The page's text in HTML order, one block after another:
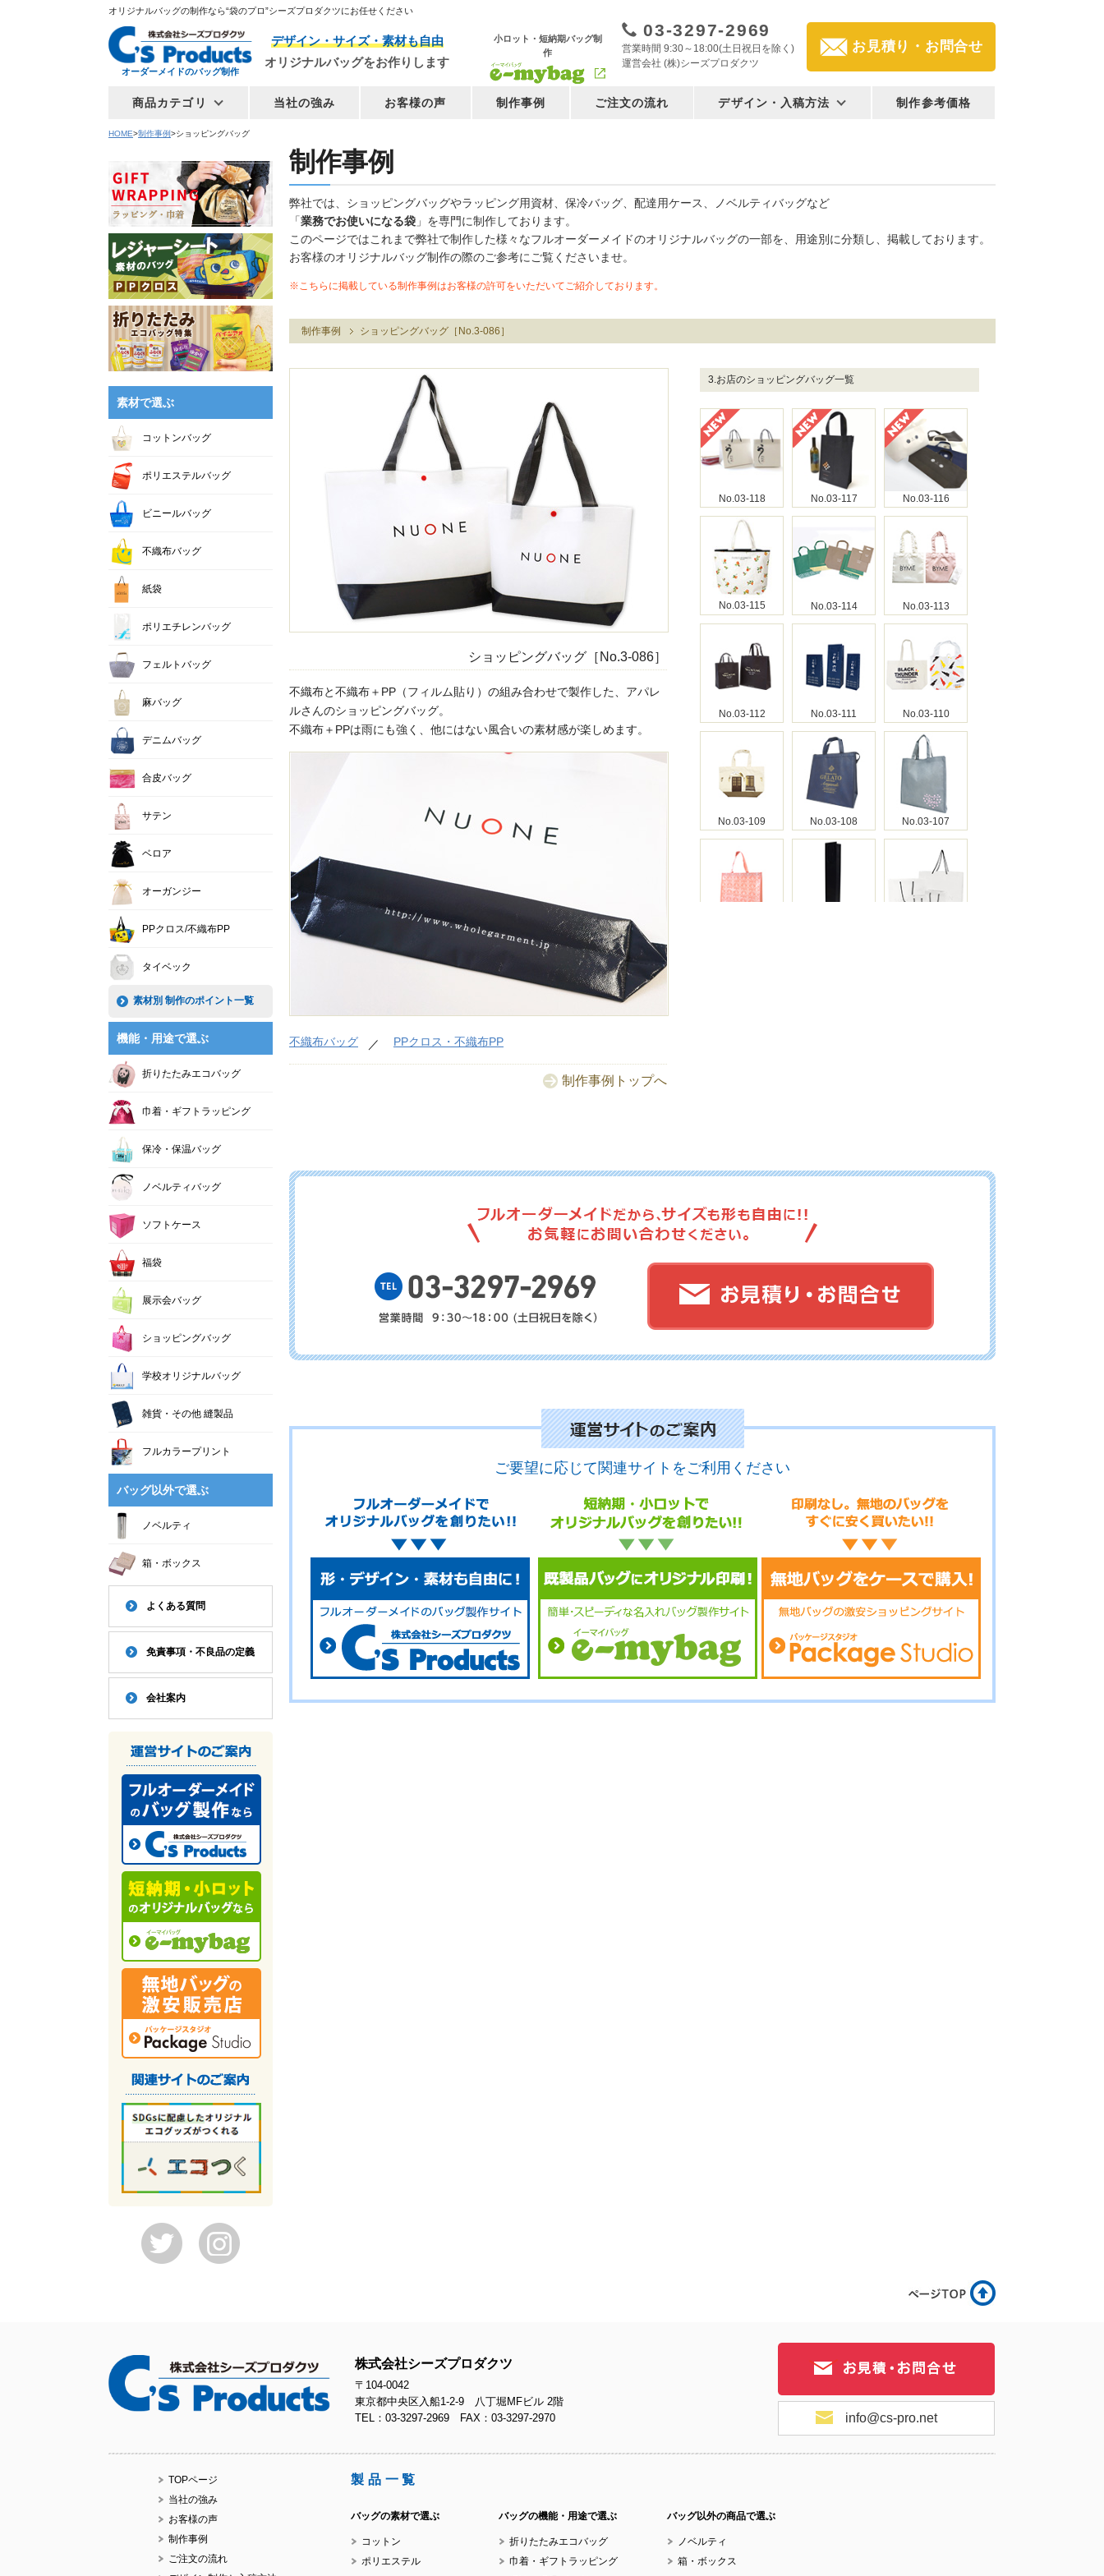
オリジナルバッグの制作なら“袋のプロ”シーズプロダクツにお任せください
オーダーメイドのバッグ制作
デザイン・サイズ・素材も自由
オリジナルバッグをお作りします
小ロット・短納期バッグ制
作
03-3297-2969
営業時間 9:30～18:00(土日祝日を除く)
運営会社 (株)シーズプロダクツ
お見積り・お問合せ
商品カテゴリ 当社の強み お客様の声 制作事例 ご注文の流れ デザイン・入稿方法 制作参考価格
HOME 制作事例 ショッピングバッグ
制作事例
弊社では、ショッピングバッグやラッピング用資材、保冷バッグ、配達用ケース、ノベルティバッグなど
「業務でお使いになる袋 」を専門に制作しております。
このページではこれまで弊社で制作した様々なフルオーダーメイドのオリジナルバッグの一部を、用途別に分類し、掲載しております。
お客様のオリジナルバッグ制作の際のご参考にご覧くださいませ。
※こちらに掲載している制作事例はお客様の許可をいただいてご紹介しております。
制作事例 ショッピングバッグ［No.3-086］
ショッピングバッグ［No.3-086］
不織布と不織布＋PP（フィルム貼り）の組み合わせで製作した、アパレ
ルさんのショッピングバッグ。
不織布＋PPは雨にも強く、他にはない風合いの素材感が楽しめます。
不織布バッグ PPクロス・不織布PP
制作事例トップへ
3.お店のショッピングバッグ一覧
No.03-118 No.03-117 No.03-116
No.03-115 No.03-114 No.03-113
No.03-112 No.03-111 No.03-110
No.03-109 No.03-108 No.03-107
No.3-094 No.3-093 No.3-092
No.3-091
No.3-086 No.3-085 No.3-084
No.3-083 No.3-082 No.3-081
No.3-059 No.3-058
No.03-057
ご要望に応じて関連サイトをご利用ください
素材で選ぶ
コットンバッグ
ポリエステルバッグ
ビニールバッグ
不織布バッグ
紙袋
ポリエチレンバッグ
フェルトバッグ
麻バッグ
デニムバッグ
合皮バッグ
サテン
ベロア
オーガンジー
PPクロス/不織布PP
タイベック
素材別 制作のポイント一覧
機能・用途で選ぶ
折りたたみエコバッグ
巾着・ギフトラッピング
保冷・保温バッグ
ノベルティバッグ
ソフトケース
福袋
展示会バッグ
ショッピングバッグ
学校オリジナルバッグ
雑貨・その他 縫製品
フルカラープリント
バッグ以外で選ぶ
ノベルティ
箱・ボックス
よくある質問
免責事項・不良品の定義
会社案内
株式会社シーズプロダクツ
〒104-0042
東京都中央区入船1-2-9 八丁堀MFビル 2階
TEL：03-3297-2969 FAX：03-3297-2970
info@cs-pro.net
TOPページ
当社の強み
お客様の声
制作事例
ご注文の流れ
製品一覧
バッグの素材で選ぶ
コットン
ポリエステル
バッグの機能・用途で選ぶ
折りたたみエコバッグ
巾着・ギフトラッピング
バッグ以外の商品で選ぶ
ノベルティ
箱・ボックス